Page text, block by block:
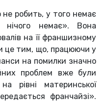
не робить, у того немає
немає». Вона
на її франшизному
це тим, що, працюючи у
на помилки значно
проблем вже були
рівні материнської
франчайзі».